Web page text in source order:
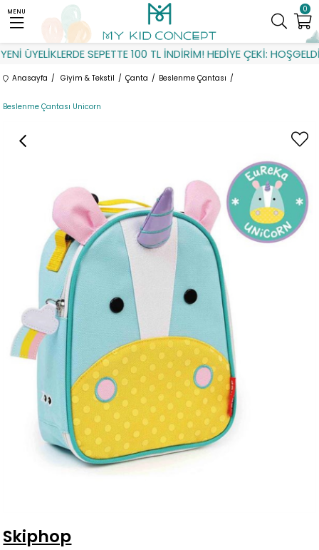
ÜYELİKLERDE SEPETTE 100 TL İNDİRİM! HEDİYE ÇEKİ: HOŞGELDİN
0
MENU
Anasayfa Giyim & Tekstil Çanta Beslenme Çantası
Beslenme Çantası Unicorn
Skiphop